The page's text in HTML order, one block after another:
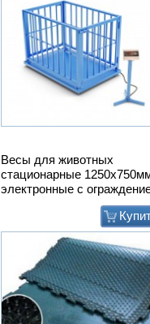
Весы для животных
стационарные
электронные с